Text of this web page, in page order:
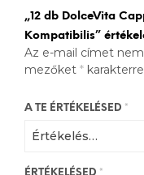
„12 db DolceVita
Kompatibilis”
Az e-mail címet
mezőket *
A TE ÉRTÉKELÉSED *